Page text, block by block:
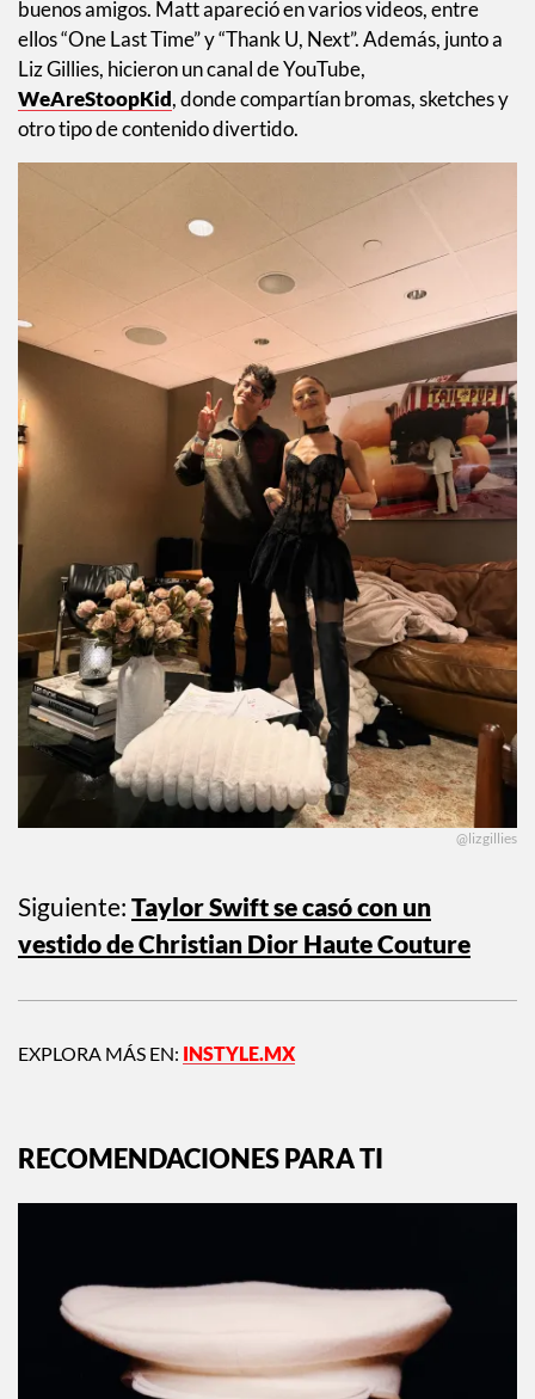
buenos amigos. Matt apareció en varios videos, entre
ellos “One Last Time” y “Thank U, Next”. Además, junto a
Liz Gillies, hicieron un canal de YouTube,
WeAreStoopKid, donde compartían bromas, sketches y
otro tipo de contenido divertido.
@lizgillies
Siguiente: Taylor Swift se casó con un
vestido de Christian Dior Haute Couture
EXPLORA MÁS EN: INSTYLE.MX
RECOMENDACIONES PARA TI